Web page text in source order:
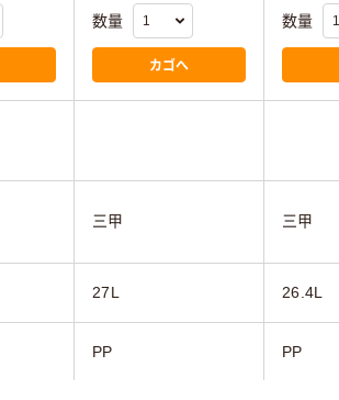
数量
カゴへ
数量
三甲 三甲
27L 26.4L
PP PP